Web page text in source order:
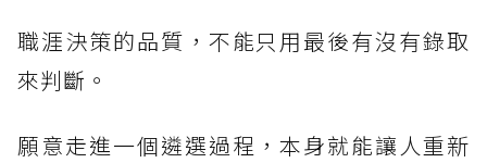
職涯決策的品質，不能只用最後有沒有錄取
來判斷。
願意走進一個遴選過程，本身就能讓人重新